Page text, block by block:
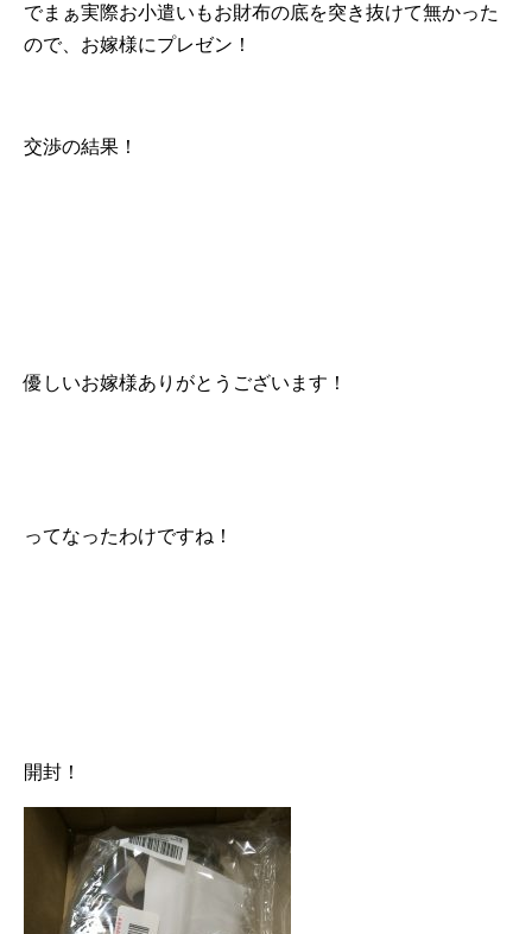
でまぁ実際お小遣いもお財布の底を突き抜けて無かった
ので、お嫁様にプレゼン！
交渉の結果！
優しいお嫁様ありがとうございます！
ってなったわけですね！
開封！